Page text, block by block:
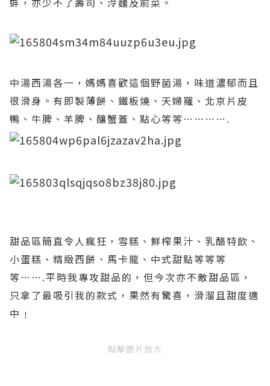
中湯西湯各一，媽媽喜歡這個野菌湯，味道濃郁而且
很滑身。有即製薄餅、鐵板燒、天婦羅、北京片皮
鴨、牛脾、羊脾、釀蟹蓋、點心等等………….
甜品區簡直令人瘋狂，雪糕、鮮榨果汁、乳酪特飲、
小蛋糕、精緻西餅、馬卡龍、中式甜點等等等
等…….平時我專攻甜品的，但今次亦不敵甜品區，
只拿了最吸引我的款式，果然有驚喜，滑溜且甜度適
中﹗
點擊圖片放大